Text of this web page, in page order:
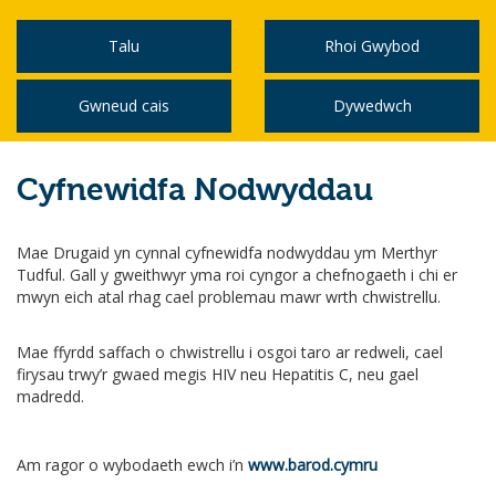
Talu Rhoi Gwybod
Gwneud cais Dywedwch
Cyfnewidfa Nodwyddau
Mae Drugaid yn cynnal cyfnewidfa nodwyddau ym Merthyr
Tudful. Gall y gweithwyr yma roi cyngor a chefnogaeth i chi er
mwyn eich atal rhag cael problemau mawr wrth chwistrellu.
Mae ffyrdd saffach o chwistrellu i osgoi taro ar redweli, cael
firysau trwy’r gwaed megis HIV neu Hepatitis C, neu gael
madredd.
Am ragor o wybodaeth ewch i’n www.barod.cymru